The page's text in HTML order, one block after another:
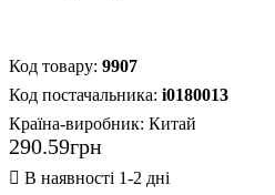
9907
i0180013
Країна-виробник: Китай
290.59грн